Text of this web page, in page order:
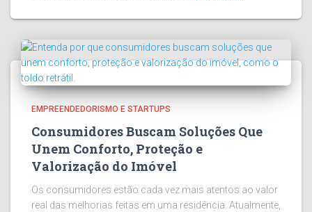
EMPREENDEDORISMO E STARTUPS
Consumidores Buscam Soluções Que
Unem Conforto, Proteção e
Valorização do Imóvel
Os consumidores estão cada vez mais atentos ao valor
real das melhorias feitas em uma residência. Atualmente,